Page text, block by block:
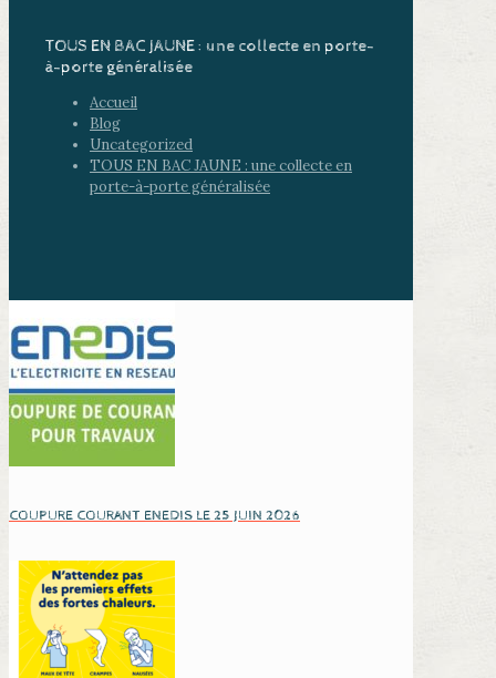
TOUS EN BAC JAUNE : une collecte en porte-
à-porte généralisée
Accueil
Blog
Uncategorized
TOUS EN BAC JAUNE : une collecte en
porte-à-porte généralisée
COUPURE COURANT ENEDIS LE 25 JUIN 2026